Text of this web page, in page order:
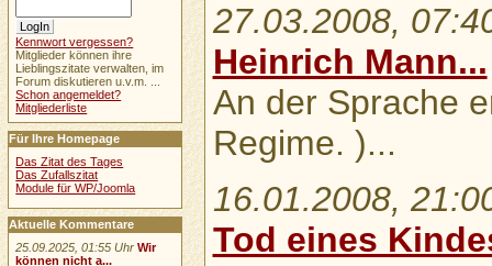
27.03.2008,
Heinrich Mann...
An der Sprache
Regime. )...
16.01.2008,
Tod eines
Kennwort vergessen?
Mitglieder können ihre
Lieblingszitate verwalten, im
Forum diskutieren u.v.m. ...
Schon angemeldet?
Mitgliederliste
Für Ihre Homepage
Das Zitat des Tages
Das Zufallszitat
Module für WP/Joomla
Aktuelle Kommentare
25.09.2025, 01:55 Uhr Wir
können nicht a...